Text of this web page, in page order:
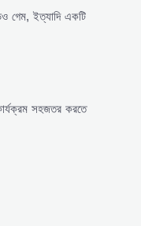
গেম, ইত্যাদি একটি
সহজতর করতে